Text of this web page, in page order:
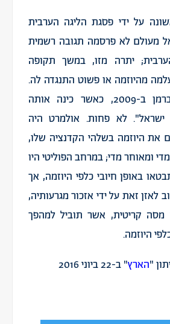
על ידי פסגת הליגה הערבית
ישראל מעולם לא פרסמה תגובה רשמית
יתרה מזו, במשך תקופה
מהיוזמה או פשוט התנגדה לה.
הגדיל לעשות ליברמן ב-2009, כאשר כינה אותה
לא פחות. אולמרט היה
את היוזמה בשלהי הקדנציה שלו,
ומאוחר מדי; במרחב הפוליטי היו
באופן חיובי כלפי היוזמה, אך
לאזן זאת על ידי אזכור מגרעותיה,
מסה קריטית, אשר תוביל למהפך
היוזמה.
"הארץ" ב-22 ביוני 2016